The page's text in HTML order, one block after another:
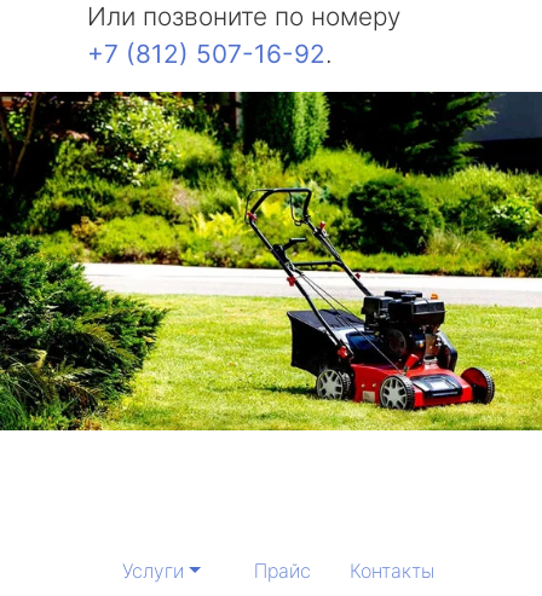
Или позвоните по номеру
+7 (812) 507-16-92.
Услуги Прайс Контакты